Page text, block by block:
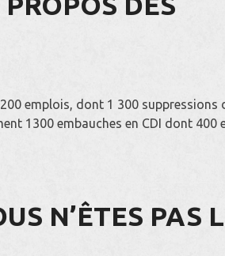
emplois, dont 1 300 suppressions
1300 embauches en CDI dont 400
N’ÊTES PAS